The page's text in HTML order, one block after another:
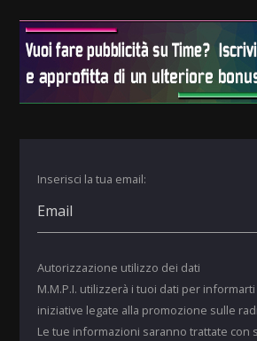
Inserisci la tua email:
Autorizzazione utilizzo dei dati
M.M.P.I. utilizzerà i tuoi dati per
iniziative legate alla promozione sulle
Le tue informazioni saranno trattate con